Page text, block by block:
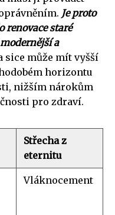
Je proto
renovace staré
a
sice může mít vyšší
horizontu
nižším nárokům
pro zdraví.
Střecha z
eternitu
Vláknocement